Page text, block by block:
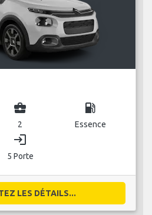
business_center
2
local_gas_station
Essence
login
5 Porte
LES DÉTAILS...